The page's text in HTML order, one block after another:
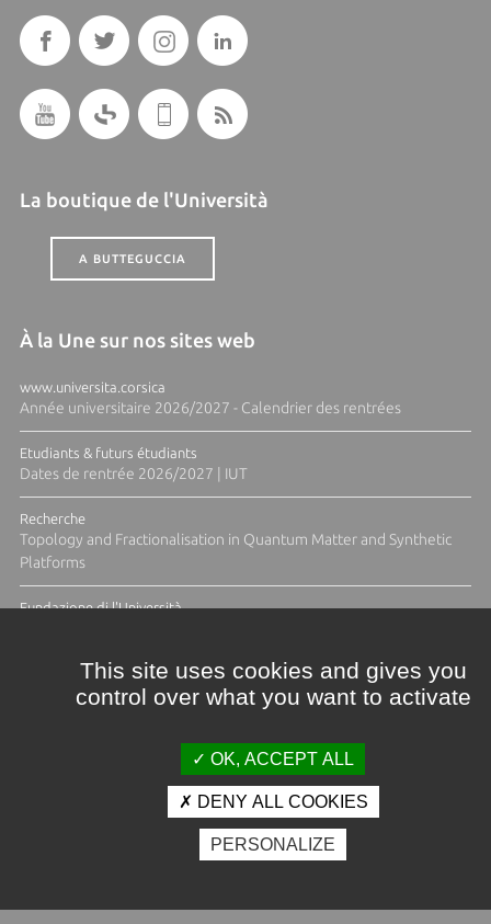
La boutique de l'Università
A BUTTEGUCCIA
À la Une sur nos sites web
www.universita.corsica
Année universitaire 2026/2027 - Calendrier des rentrées
Etudiants & futurs étudiants
Dates de rentrée 2026/2027 | IUT
Recherche
Topology and Fractionalisation in Quantum Matter and Synthetic
Platforms
Fundazione di l'Università
Crédits et mentions légales
Espace presse
Photothèque
This site uses cookies and gives you
control over what you want to activate
OK, ACCEPT ALL
DENY ALL COOKIES
PERSONALIZE